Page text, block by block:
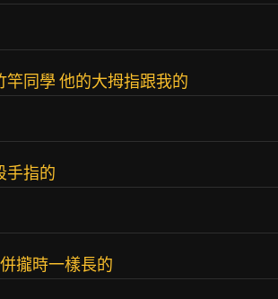
同學 他的大拇指跟我的
手指的
攏時一樣長的